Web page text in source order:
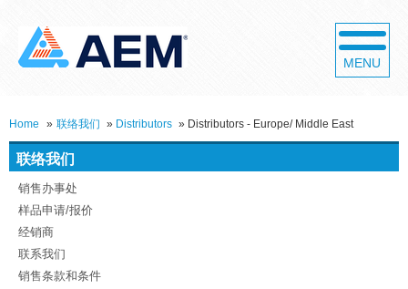
MENU
Home » 联络我们 » Distributors » Distributors - Europe/ Middle East
联络我们
销售办事处
样品申请/报价
经销商
联系我们
销售条款和条件